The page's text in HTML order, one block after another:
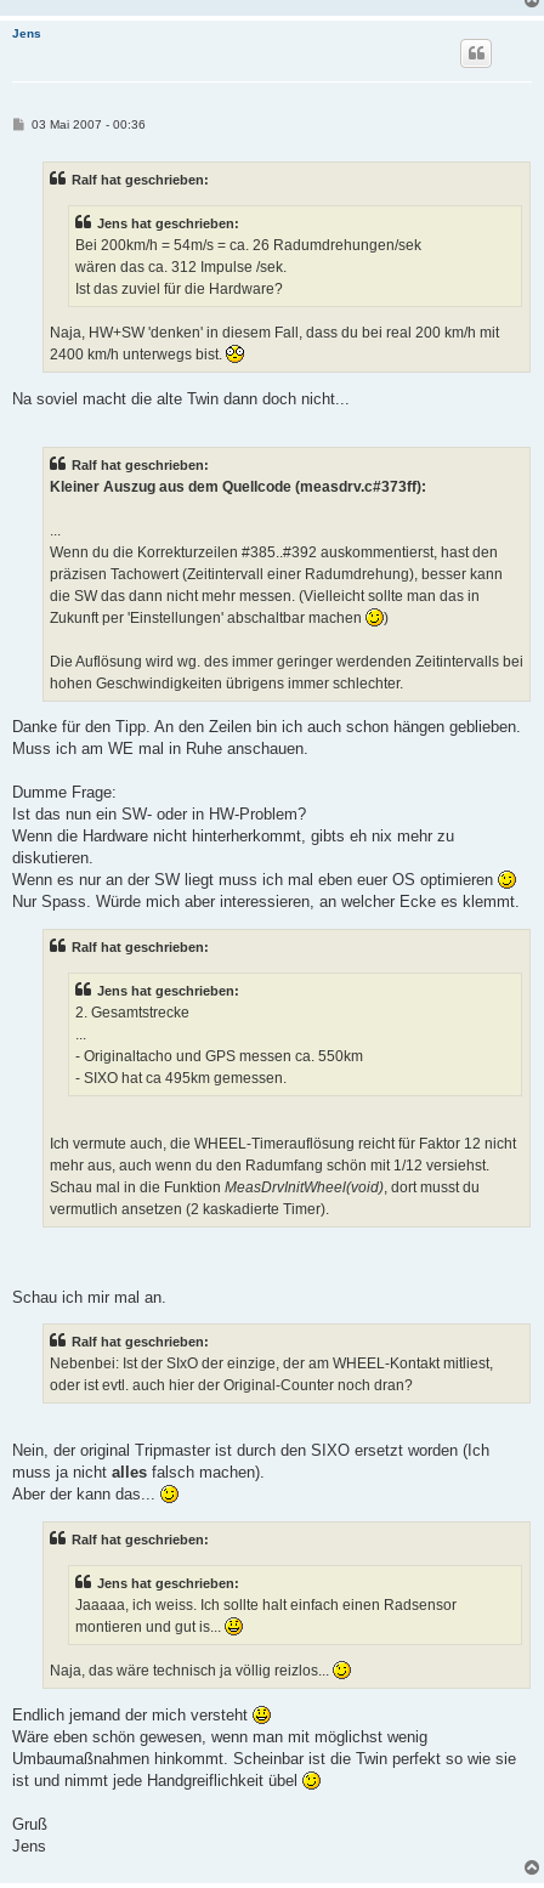
Jens
B03 Mai 2007 - 00:36
Ralf hat geschrieben:
Jens hat geschrieben:
Bei 200km/h = 54m/s = ca. 26 Radumdrehungen/sek
wären das ca. 312 Impulse /sek.
Ist das zuviel für die Hardware?
Naja, HW+SW 'denken' in diesem Fall, dass du bei real 200 km/h mit
2400 km/h unterwegs bist.
Na soviel macht die alte Twin dann doch nicht...
Ralf hat geschrieben:
Kleiner Auszug aus dem Quellcode (measdrv.c#373ff):
...
Wenn du die Korrekturzeilen #385..#392 auskommentierst, hast den
präzisen Tachowert (Zeitintervall einer Radumdrehung), besser kann
die SW das dann nicht mehr messen. (Vielleicht sollte man das in
Zukunft per 'Einstellungen' abschaltbar machen
)
Die Auflösung wird wg. des immer geringer werdenden Zeitintervalls bei
hohen Geschwindigkeiten übrigens immer schlechter.
Danke für den Tipp. An den Zeilen bin ich auch schon hängen geblieben.
Muss ich am WE mal in Ruhe anschauen.
Dumme Frage:
Ist das nun ein SW- oder in HW-Problem?
Wenn die Hardware nicht hinterherkommt, gibts eh nix mehr zu
diskutieren.
Wenn es nur an der SW liegt muss ich mal eben euer OS optimieren
Nur Spass. Würde mich aber interessieren, an welcher Ecke es klemmt.
Ralf hat geschrieben:
Jens hat geschrieben:
2. Gesamtstrecke
...
- Originaltacho und GPS messen ca. 550km
- SIXO hat ca 495km gemessen.
Ich vermute auch, die WHEEL-Timerauflösung reicht für Faktor 12 nicht
mehr aus, auch wenn du den Radumfang schön mit 1/12 versiehst.
Schau mal in die Funktion MeasDrvInitWheel(void), dort musst du
vermutlich ansetzen (2 kaskadierte Timer).
Schau ich mir mal an.
Ralf hat geschrieben:
Nebenbei: Ist der SIxO der einzige, der am WHEEL-Kontakt mitliest,
oder ist evtl. auch hier der Original-Counter noch dran?
Nein, der original Tripmaster ist durch den SIXO ersetzt worden (Ich
muss ja nicht alles falsch machen).
Aber der kann das...
Ralf hat geschrieben:
Jens hat geschrieben:
Jaaaaa, ich weiss. Ich sollte halt einfach einen Radsensor
montieren und gut is...
Naja, das wäre technisch ja völlig reizlos...
Endlich jemand der mich versteht
Wäre eben schön gewesen, wenn man mit möglichst wenig
Umbaumaßnahmen hinkommt. Scheinbar ist die Twin perfekt so wie sie
ist und nimmt jede Handgreiflichkeit übel
Gruß
Jens